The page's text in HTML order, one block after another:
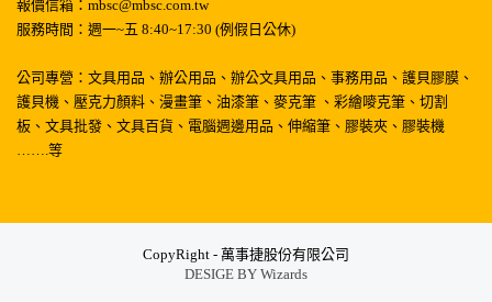
報價信箱：mbsc@mbsc.com.tw
服務時間：週一~五 8:40~17:30 (例假日公休)
公司專營：文具用品、辦公用品、辦公文具用品、事務用品、護貝膠膜、
護貝機、壓克力顏料、漫畫筆、油漆筆、麥克筆 、彩繪嘜克筆、切割
板、文具批發、文具百貨、電腦週邊用品、伸縮筆、膠裝夾、膠裝機
…….等
CopyRight - 萬事捷股份有限公司
DESIGE BY Wizards